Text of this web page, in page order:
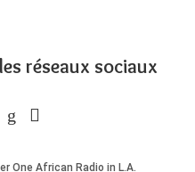
réseaux sociaux